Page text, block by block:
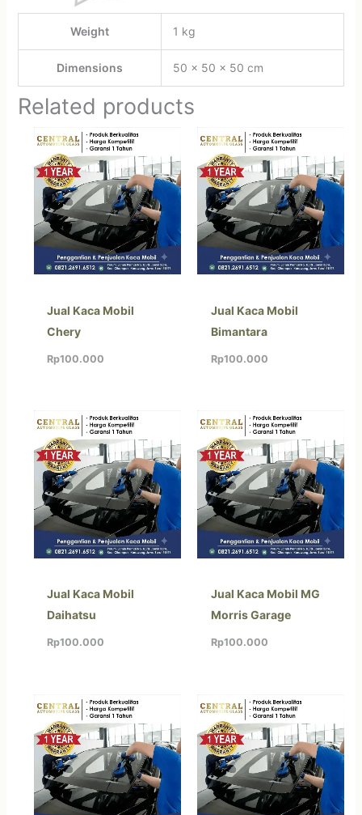
Weight 1 kg
Dimensions 50 × 50 × 50 cm
Related products
Jual Kaca Mobil
Chery
Rp100.000
Jual Kaca Mobil
Bimantara
Rp100.000
Jual Kaca Mobil
Daihatsu
Rp100.000
Jual Kaca Mobil MG
Morris Garage
Rp100.000